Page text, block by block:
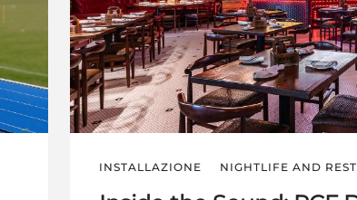
INSTALLAZIONE NIGHTLIFE AND